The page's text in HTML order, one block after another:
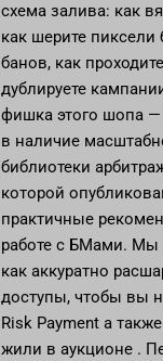
схема залива: как
как шерите пиксели
банов, как
дублируете
фишка этого шопа —
в наличие
библиотеки
которой
практичные
работе с БМами. Мы
как аккуратно
доступы, чтобы вы
Risk Payment а
жили в аукционе .